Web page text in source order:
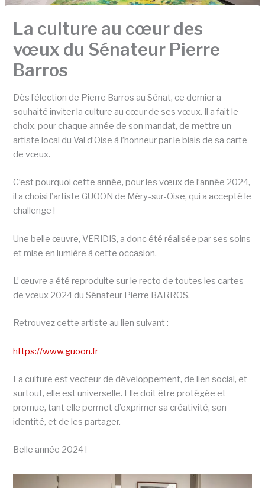
La culture au cœur des
vœux du Sénateur Pierre
Barros
Dès l’élection de Pierre Barros au Sénat, ce dernier a
souhaité inviter la culture au cœur de ses vœux. Il a fait le
choix, pour chaque année de son mandat, de mettre un
artiste local du Val d’Oise à l’honneur par le biais de sa carte
de vœux.
C’est pourquoi cette année, pour les vœux de l’année 2024,
il a choisi l’artiste GUOON de Méry-sur-Oise, qui a accepté le
challenge !
Une belle œuvre, VERIDIS, a donc été réalisée par ses soins
et mise en lumière à cette occasion.
L’ œuvre a été reproduite sur le recto de toutes les cartes
de vœux 2024 du Sénateur Pierre BARROS.
Retrouvez cette artiste au lien suivant :
https://www.guoon.fr
La culture est vecteur de développement, de lien social, et
surtout, elle est universelle. Elle doit être protégée et
promue, tant elle permet d’exprimer sa créativité, son
identité, et de les partager.
Belle année 2024 !